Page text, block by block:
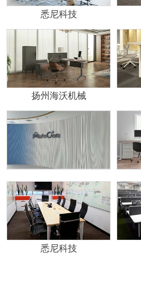
悉尼科技
扬州海沃机械
悉尼科技